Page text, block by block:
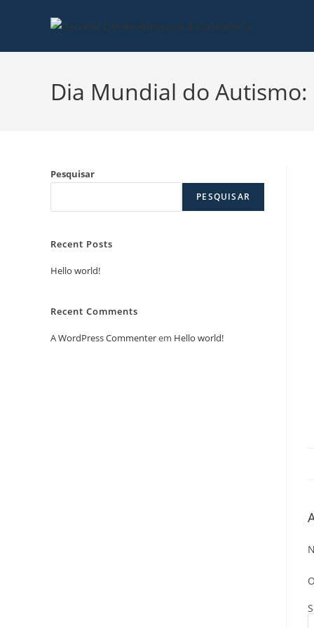
Dia Mundial do
Pesquisar
PESQUISAR
Recent Posts
Hello world!
Recent Comments
A WordPress Commenterem Hello world!